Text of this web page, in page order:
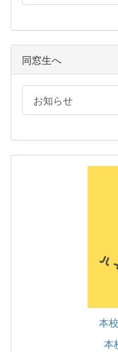
同窓生へ
お知らせ
本
本